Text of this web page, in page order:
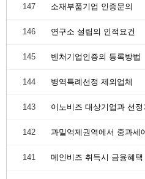
147 소재부품기업 인증문의
146 연구소 설립의 인적요건
145 벤처기업인증의 등록방법
144 병역특례선정 제외업체
143 이노비즈 대상기업과 선정
142
141 메인비즈 취득시 금융혜